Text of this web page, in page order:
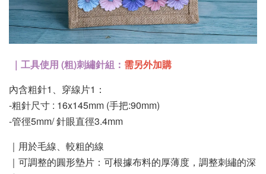
｜工具使用 (粗)刺繡針組： 需另外加購
內含粗針1、穿線片1：
-粗針尺寸 : 16x145mm (手把:90mm)
-管徑5mm/ 針眼直徑3.4mm
｜用於毛線、較粗的線
｜可調整的圓形墊片：可根據布料的厚薄度，調整刺繡的深